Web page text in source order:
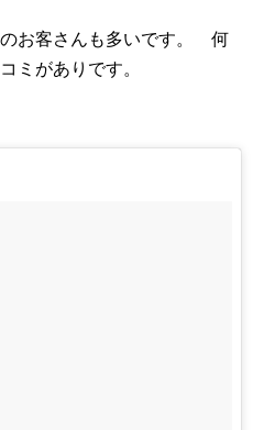
お客さんも多いです。 何
ミがありです。